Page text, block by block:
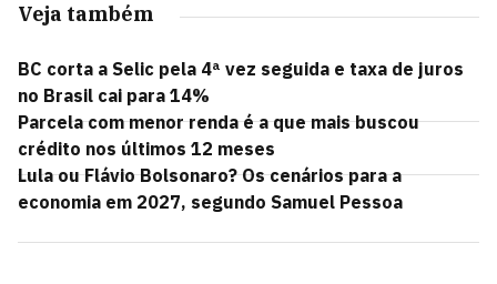
Veja também
BC corta a Selic pela 4ª vez seguida e taxa de juros
no Brasil cai para 14%
Parcela com menor renda é a que mais buscou
crédito nos últimos 12 meses
Lula ou Flávio Bolsonaro? Os cenários para a
economia em 2027, segundo Samuel Pessoa